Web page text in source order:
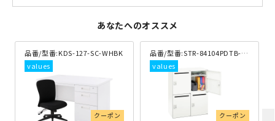
あなたへのオススメ
品番/型番:KDS-127-SC-WHBK
クーポン
品番/型番:STR-84104PDTB-WDB
クーポン